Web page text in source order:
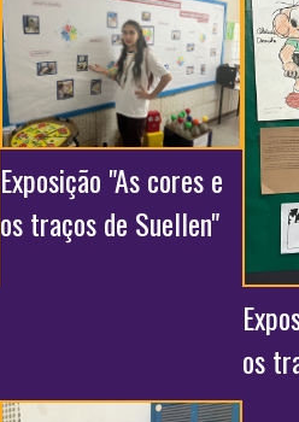
Exposição "As cores e
os traços de Suellen"
os